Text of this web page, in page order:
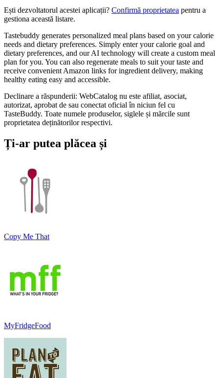
Ești dezvoltatorul acestei aplicații? Confirmă proprietatea pentru a
gestiona această listare.
Tastebuddy generates personalized meal plans based on your calorie
needs and dietary preferences. Simply enter your calorie goal and
dietary preferences, and our AI technology will create a custom meal
plan for you. You can also regenerate meals to suit your taste and
receive convenient Amazon links for ingredient delivery, making
healthy eating easy and accessible.
Declinare a răspunderii: WebCatalog nu este afiliat, asociat,
autorizat, aprobat de sau conectat oficial în niciun fel cu
TasteBuddy. Toate numele produselor, siglele și mărcile sunt
proprietatea deținătorilor respectivi.
Ți-ar putea plăcea și
Copy Me That
MyFridgeFood